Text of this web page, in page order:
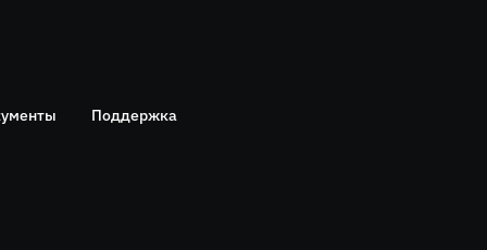
Поддержка